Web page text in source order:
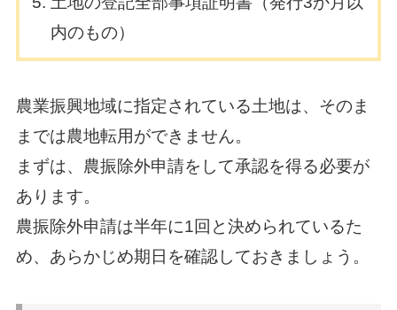
内のもの）
農業振興地域に指定されている土地は、そのま
までは農地転用ができません。
まずは、農振除外申請をして承認を得る必要が
あります。
農振除外申請は半年に1回と決められているた
め、あらかじめ期日を確認しておきましょう。